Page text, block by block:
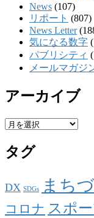
News (107)
リポート (807)
News Letter
気になる数字
パブリシティ
メールマガジ
アーカイブ
ア
カ
イ
タグ
DX SDGs まち
コロナ スポ